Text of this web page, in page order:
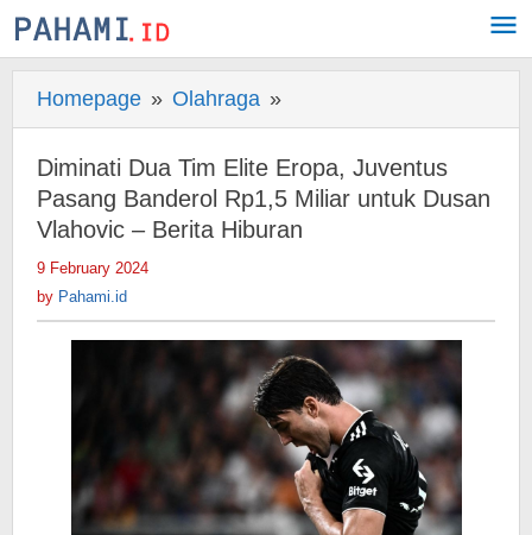
Skip
to
Homepage » Olahraga »
Dua
Tim
Elite
Eropa,
Banderol
Rp1,5
Miliar
untuk
Dusan
Vlahovic
-
Diminati Dua Tim Elite Eropa, Juventus
Pasang Banderol Rp1,5 Miliar untuk Dusan
Vlahovic – Berita Hiburan
9 February 2024
by Pahami.id